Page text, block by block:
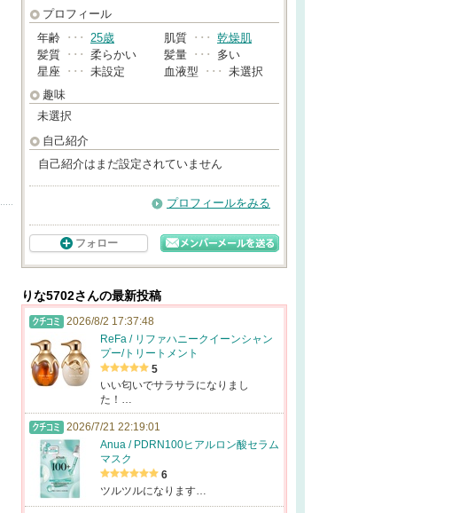
プロフィール
年齢 ･･･ 25歳 肌質 ･･･ 乾燥肌
髪質 ･･･ 柔らかい 髪量 ･･･
多い
星座 ･･･ 未設定 血液型 ･･･ 未選択
趣味
未選択
自己紹介
自己紹介はまだ設定されていません
プロフィールをみる
フォロー
りな5702さんの最新投稿
2026/8/2 17:37:48
ReFa / リファハニークイーンシャン
プー/トリートメント
5
いい匂いでサラサラになりまし
た！…
2026/7/21 22:19:01
Anua / PDRN100ヒアルロン酸セラム
マスク
6
ツルツルになります…